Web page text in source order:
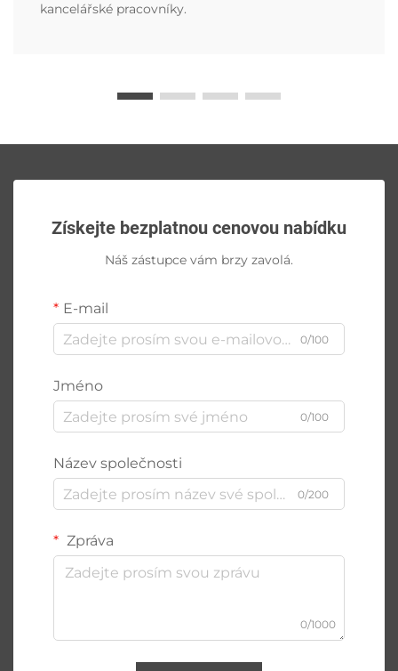
kancelářské pracovníky.
Získejte bezplatnou cenovou nabídku
Náš zástupce vám brzy zavolá.
E-mail
0/100
Jméno
0/100
Název společnosti
0/200
Zpráva
0/1000